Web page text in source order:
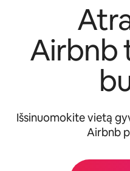
Airbnb
Išsinuomokite vietą
Airbnb